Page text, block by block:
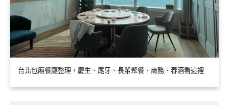
台北包廂餐廳整理，慶生、尾牙、長輩聚餐、商務、春酒看這裡